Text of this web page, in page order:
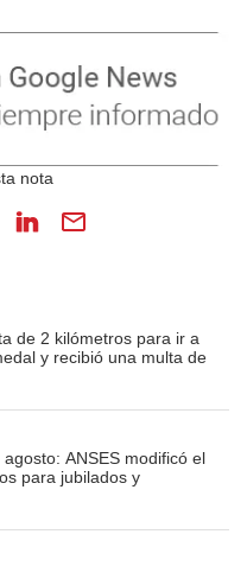
de 2 kilómetros para ir a
y recibió una multa de
ANSES modificó el
para jubilados y